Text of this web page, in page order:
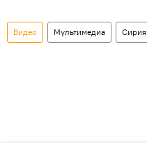
Видео Мультимедиа Сирия